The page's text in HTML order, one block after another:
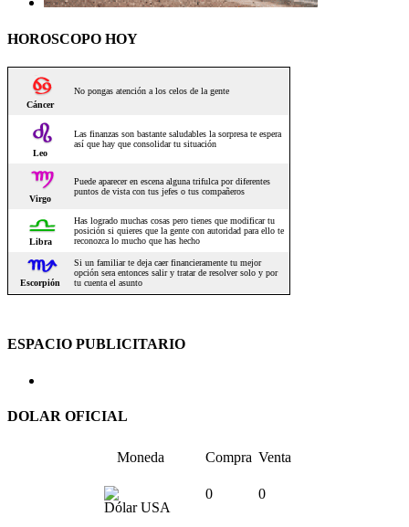
HOROSCOPO HOY
ESPACIO PUBLICITARIO
DOLAR OFICIAL
Moneda Compra Venta
Dólar USA
0 0